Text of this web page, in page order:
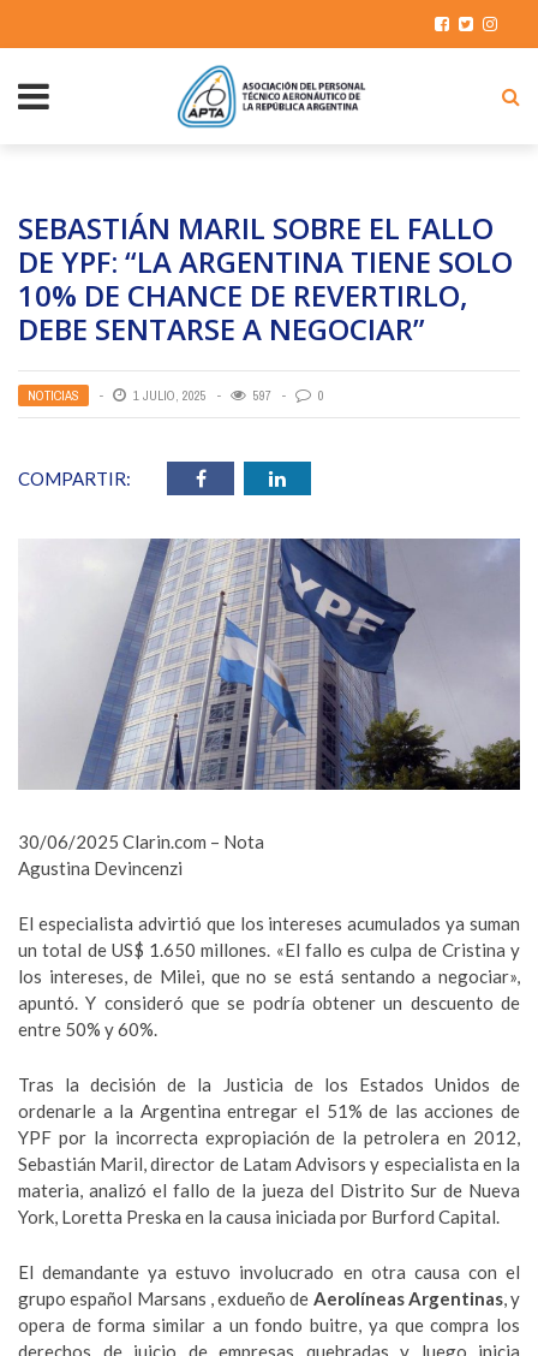
SEBASTIÁN MARIL SOBRE EL FALLO
DE YPF: “LA ARGENTINA TIENE SOLO
10% DE CHANCE DE REVERTIRLO,
DEBE SENTARSE A NEGOCIAR”
NOTICIAS 1 JULIO, 2025 597 0
COMPARTIR:
30/06/2025 Clarin.com – Nota
Agustina Devincenzi
El especialista advirtió que los intereses acumulados ya suman
un total de US$ 1.650 millones. «El fallo es culpa de Cristina y
los intereses, de Milei, que no se está sentando a negociar»,
apuntó. Y consideró que se podría obtener un descuento de
entre 50% y 60%.
Tras la decisión de la Justicia de los Estados Unidos de
ordenarle a la Argentina entregar el 51% de las acciones de
YPF por la incorrecta expropiación de la petrolera en 2012,
Sebastián Maril, director de Latam Advisors y especialista en la
materia, analizó el fallo de la jueza del Distrito Sur de Nueva
York, Loretta Preska en la causa iniciada por Burford Capital.
El demandante ya estuvo involucrado en otra causa con el
grupo español Marsans , exdueño de Aerolíneas Argentinas, y
opera de forma similar a un fondo buitre, ya que compra los
derechos de juicio de empresas quebradas y luego inicia